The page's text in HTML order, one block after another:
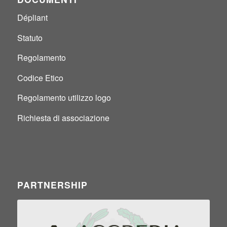
Dépliant
Statuto
Regolamento
Codice Etico
Regolamento utilizzo logo
Richiesta di associazione
PARTNERSHIP